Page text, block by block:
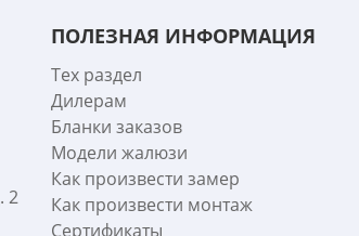
2
ПОЛЕЗНАЯ ИНФОРМАЦИЯ
Тех раздел
Дилерам
Бланки заказов
Модели жалюзи
Как произвести замер
Как произвести монтаж
Сертификаты